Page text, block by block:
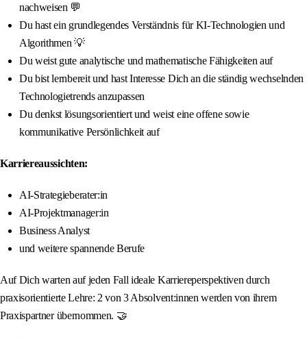
nachweisen 💬
Du hast ein grundlegendes Verständnis für KI-Technologien und
Algorithmen 💡
Du weist gute analytische und mathematische Fähigkeiten auf
Du bist lernbereit und hast Interesse Dich an die ständig wechselnden
Technologietrends anzupassen
Du denkst lösungsorientiert und weist eine offene sowie
kommunikative Persönlichkeit auf
Karriereaussichten:
AI-Strategieberater:in
AI-Projektmanager:in
Business Analyst
und weitere spannende Berufe
Auf Dich warten auf jeden Fall ideale Karriereperspektiven durch
praxisorientierte Lehre: 2 von 3 Absolvent:innen werden von ihrem
Praxispartner übernommen. 🤝